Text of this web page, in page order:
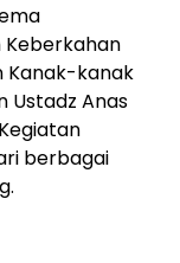
Keberkahan
Kanak-kanak
Ustadz Anas
berbagai